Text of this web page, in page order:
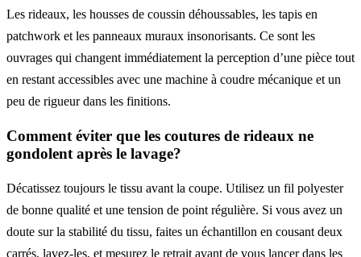
Les rideaux, les housses de coussin déhoussables, les tapis en
patchwork et les panneaux muraux insonorisants. Ce sont les
ouvrages qui changent immédiatement la perception d’une pièce tout
en restant accessibles avec une machine à coudre mécanique et un
peu de rigueur dans les finitions.
Comment éviter que les coutures de rideaux ne
gondolent après le lavage?
Décatissez toujours le tissu avant la coupe. Utilisez un fil polyester
de bonne qualité et une tension de point régulière. Si vous avez un
doute sur la stabilité du tissu, faites un échantillon en cousant deux
carrés, lavez-les, et mesurez le retrait avant de vous lancer dans les